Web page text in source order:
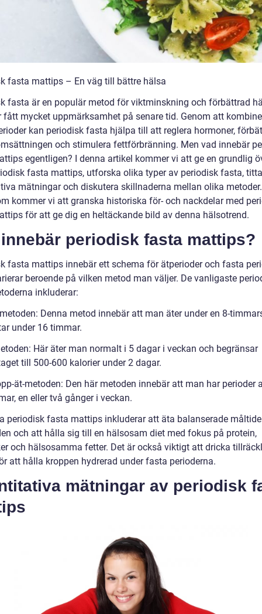
fasta mattips – En väg till bättre hälsa
fasta är en populär metod för viktminskning och förbättrad
fått mycket uppmärksamhet på senare tid. Genom att
kan periodisk fasta hjälpa till att reglera hormoner,
och stimulera fettförbränning. Men vad innebär
egentligen? I denna artikel kommer vi att ge en grundlig
fasta mattips, utforska olika typer av periodisk fasta,
mätningar och diskutera skillnaderna mellan olika metoder.
kommer vi att granska historiska för- och nackdelar med
för att ge dig en heltäckande bild av denna hälsotrend.
periodisk fasta mattips?
fasta mattips innebär ett schema för ätperioder och fasta
beroende på vilken metod man väljer. De vanligaste
inkluderar:
Denna metod innebär att man äter under en 8-
under 16 timmar.
Här äter man normalt i 5 dagar i veckan och begränsar
till 500-600 kalorier under 2 dagar.
ät-metoden: Den här metoden innebär att man har perioder
en eller två gånger i veckan.
periodisk fasta mattips inkluderar att äta balanserade
och att hålla sig till en hälsosam diet med fokus på protein,
och hälsosamma fetter. Det är också viktigt att dricka
att hålla kroppen hydrerad under fasta perioderna.
mätningar av periodisk